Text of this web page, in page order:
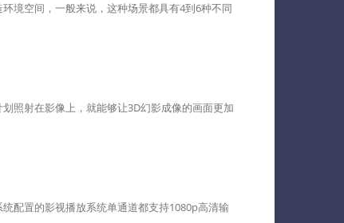
境空间，一般来说，这种场景都具有4到6种不同
照射在影像上，就能够让3D幻影成像的画面更加
配置的影视播放系统单通道都支持1080p高清输